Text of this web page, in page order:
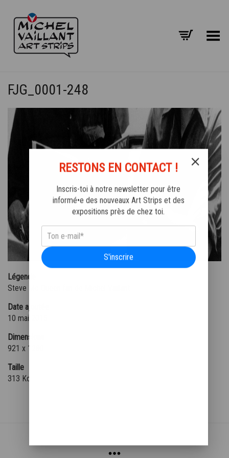
Basculer le menu
FJG_0001-248
Légende
Steve Mc Queen fan de Michel Vaillant
Date ajoutée
10 mai 2015
Dimensions
921 x 1280
Taille
313 Ko
RESTONS EN CONTACT !
Inscris-toi à notre newsletter pour être
informé•e des nouveaux Art Strips et des
expositions près de chez toi.
S'inscrire